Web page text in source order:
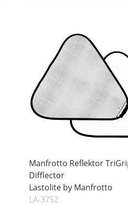
Manfrotto Reflektor
Difflector
Lastolite by Manfrotto
LA-3752